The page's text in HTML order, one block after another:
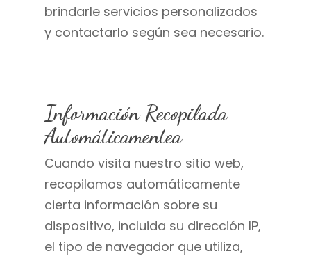
brindarle servicios personalizados
y contactarlo según sea necesario.
Información Recopilada
Automáticamentea
Cuando visita nuestro sitio web,
recopilamos automáticamente
cierta información sobre su
dispositivo, incluida su dirección IP,
el tipo de navegador que utiliza,